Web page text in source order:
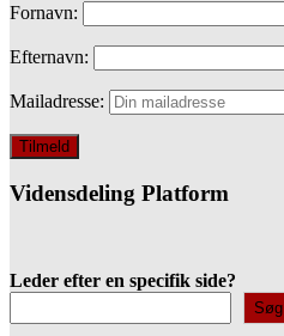
Fornavn:
Efternavn:
Mailadresse:
Vidensdeling Platform
Leder efter en specifik side?
Søg